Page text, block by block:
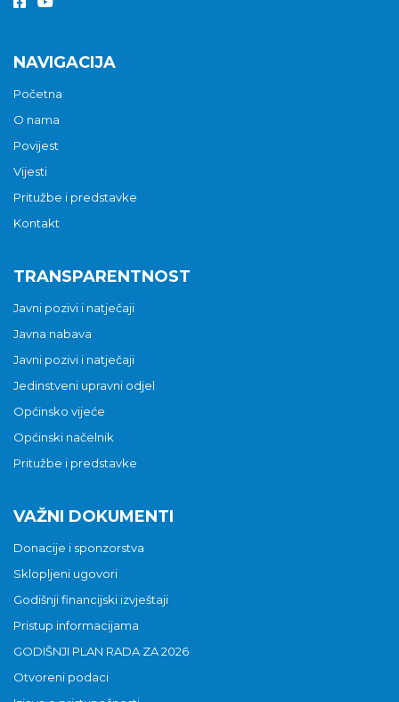
NAVIGACIJA
Početna
O nama
Povijest
Vijesti
Pritužbe i predstavke
Kontakt
TRANSPARENTNOST
Javni pozivi i natječaji
Javna nabava
Javni pozivi i natječaji
Jedinstveni upravni odjel
Općinsko vijeće
Općinski načelnik
Pritužbe i predstavke
VAŽNI DOKUMENTI
Donacije i sponzorstva
Sklopljeni ugovori
Godišnji financijski izvještaji
Pristup informacijama
GODIŠNJI PLAN RADA ZA 2026
Otvoreni podaci